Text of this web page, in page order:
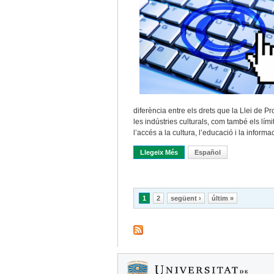
diferència entre els drets que la Llei de
les indústries culturals, com també els
l’accés a la cultura, l’educació i la
Llegeix Més Sobre La Propietat
Español
Pàgines
1 2 següent › últim »